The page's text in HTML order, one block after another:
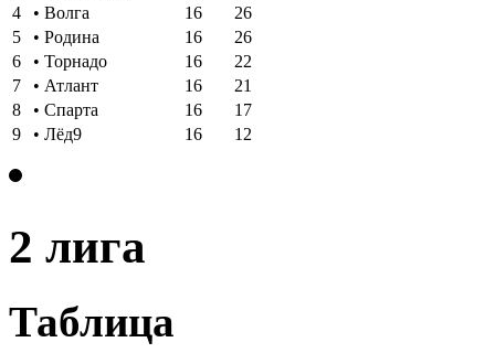
4
• Волга 16
26
5
• Родина 16
26
6
• Торнадо 16
22
7
• Атлант 16
21
8
• Спарта 16
17
9
• Лёд9 16 12
2 лига
Таблица